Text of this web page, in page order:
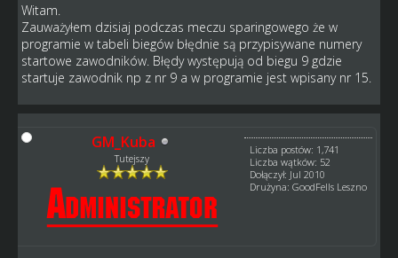
Witam.
Zauważyłem dzisiaj podczas meczu sparingowego że w
programie w tabeli biegów błędnie są przypisywane numery
startowe zawodników. Błędy występują od biegu 9 gdzie
startuje zawodnik np z nr 9 a w programie jest wpisany nr 15.
GM_Kuba
Tutejszy
Liczba postów: 1,741
Liczba wątków: 52
Dołączył: Jul 2010
Drużyna: GoodFells Leszno